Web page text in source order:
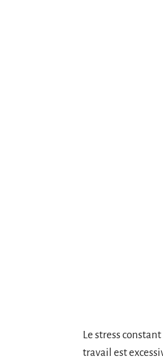
Le stress
travail est